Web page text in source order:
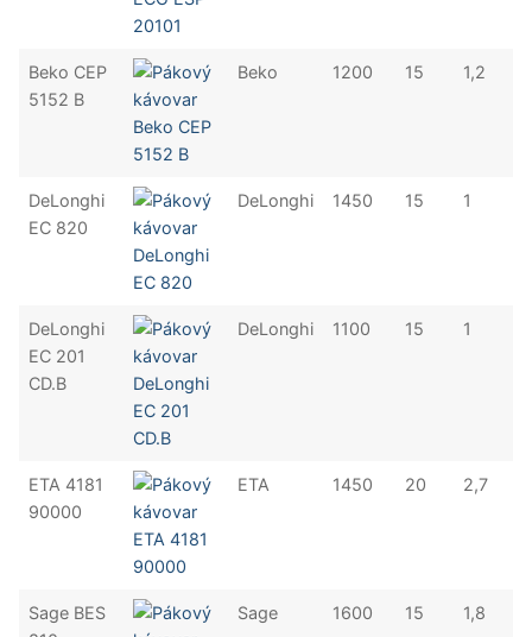
Beko CEP
5152 B
Beko 1200 15 1,2
DeLonghi
EC 820
DeLonghi 1450 15 1
DeLonghi
EC 201
CD.B
DeLonghi 1100 15 1
ETA 4181
90000
ETA 1450 20 2,7
Sage BES
Sage 1600 15 1,8